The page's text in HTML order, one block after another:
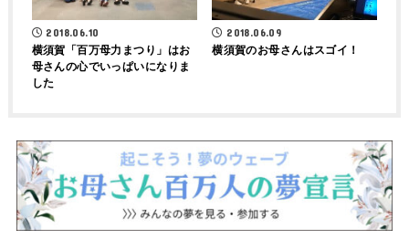
2018.06.10
横須賀「百万母力まつり」はお
母さんの心でいっぱいになりま
した
2018.06.09
横須賀のお母さんはスゴイ！